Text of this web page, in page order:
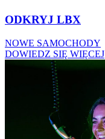
ODKRYJ LBX
NOWE SAMOCHODY
DOWIEDZ SIĘ WIĘCEJ